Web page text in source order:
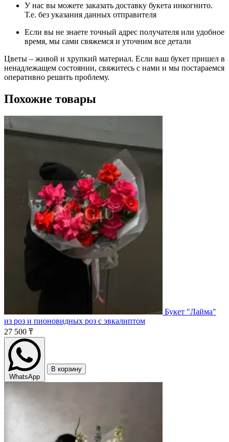
У нас вы можете заказать доставку букета инкогнито.
Т.е. без указания данных отправителя
Если вы не знаете точный адрес получателя или удобное
время, мы сами свяжемся и уточним все детали
Цветы – живой и хрупкий материал. Если ваш букет пришел в
ненадлежащем состоянии, свяжитесь с нами и мы постараемся
оперативно решить проблему.
Похожие товары
Букет "Лайма"
из роз и пионовидных роз с эвкалиптом
27 500 ₸
WhatsApp
В корзину